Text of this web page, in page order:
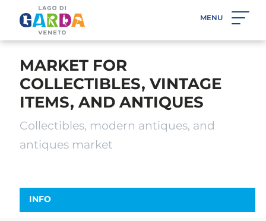
MENU
BACK
MARKET FOR
COLLECTIBLES, VINTAGE
ITEMS, AND ANTIQUES
Collectibles, modern antiques, and
antiques market
INFO